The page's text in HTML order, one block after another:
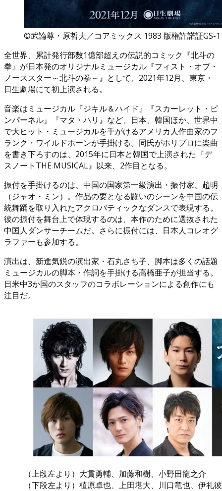
©武論尊・原哲夫／コアミックス 1983 版権許諾証GS-
全世界、累計発行部数1億部超えの伝説的コミック『北斗の
拳』が日本発のオリジナルミュージカル『フィスト・オブ・
ノーススター～北斗の拳～』として、2021年12月、東京・
日生劇場にて初上演される。
音楽はミュージカル『ジキル＆ハイド』『スカーレット・ピ
ンパーネル』『マタ・ハリ』など、日本、韓国ほか、世界中
で大ヒット・ミュージカルを手がけるアメリカ人作曲家のフ
ランク・ワイルドホーンが手掛ける。同氏がホリプロに楽曲
を書き下ろすのは、2015年に日本と韓国で上演された『デ
スノートTHE MUSICAL』以来、2作目となる。
振付を手掛けるのは、中国の国家第一級演出・振付家、趙明
（ジャオ・ミン）。作品の要となる闘いのシーンを中国の伝
統舞踊を取り入れたアクロバティックなダンスで表現する。
彼の振付を舞台上で体現するのは、本作のために選抜された
中国人ダンサーチームだ。さらに振付には、日本人コレオグ
ラファーも参加する。
演出は、新進気鋭の演出家・石丸さち子、脚本は多くの話題
ミュージカルの脚本・作詞を手掛ける高橋亜子が担当する。
日米中3か国のスタッフのコラボレーションによる創作にも
注目だ。
（上段左より）大貫勇輔、加藤和樹、小野田龍之介
（下段左より）植原卓也、上田堪大、川口竜也、伊